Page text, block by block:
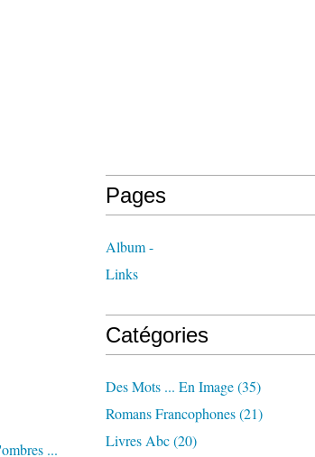
Pages
Album -
Links
Catégories
Des Mots ... En Image(35)
Romans Francophones(21)
Livres Abc(20)